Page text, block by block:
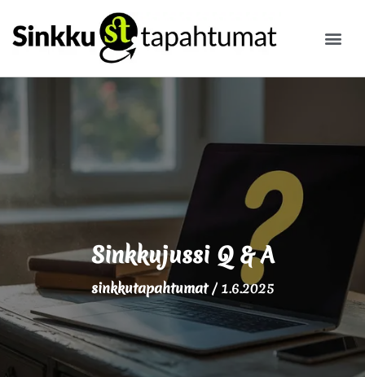
Sinkkujussi Q & A
sinkkutapahtumat/ 1.6.2025